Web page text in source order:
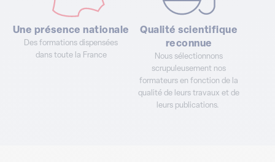
Une présence nationale
Des formations dispensées
dans toute la France
Qualité scientifique
reconnue
Nous sélectionnons
scrupuleusement nos
formateurs en fonction de la
qualité de leurs travaux et de
leurs publications.